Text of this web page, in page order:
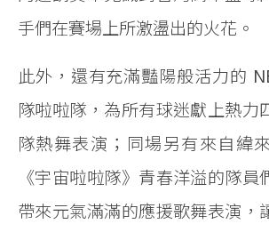
手們在賽場上所激盪出的火花。
此外，還有充滿豔陽般活力的
隊啦啦隊，為所有球迷獻上熱力
隊熱舞表演；同場另有來自緯
《宇宙啦啦隊》青春洋溢的隊
帶來元氣滿滿的應援歌舞表演，